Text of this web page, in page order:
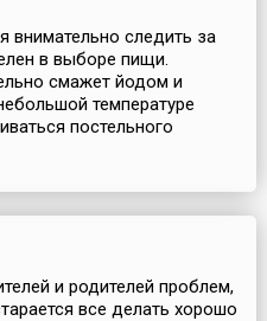
внимательно следить за
в выборе пищи.
смажет йодом и
температуре
постельного
и родителей проблем,
все делать хорошо